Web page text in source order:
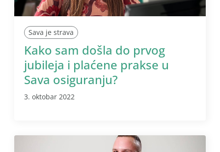
Sava je strava
Kako sam došla do prvog
jubileja i plaćene prakse u
Sava osiguranju?
3. oktobar 2022